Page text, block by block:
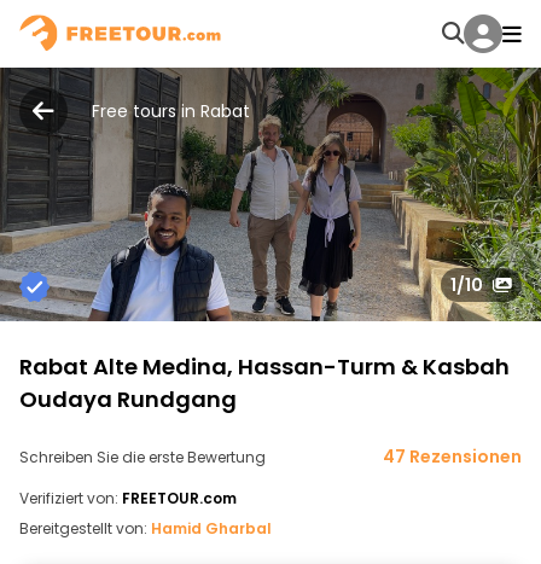
Free tours in Rabat
1/10
Rabat Alte Medina, Hassan-Turm & Kasbah
Oudaya Rundgang
Schreiben Sie die erste Bewertung 47 Rezensionen
Verifiziert von: FREETOUR.com
Bereitgestellt von: Hamid Gharbal